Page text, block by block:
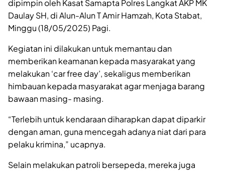
dipimpin oleh Kasat Samapta Polres Langkat AKP MK
Daulay SH, di Alun-Alun T Amir Hamzah, Kota Stabat,
Minggu (18/05/2025) Pagi.
Kegiatan ini dilakukan untuk memantau dan
memberikan keamanan kepada masyarakat yang
melakukan ‘car free day’, sekaligus memberikan
himbauan kepada masyarakat agar menjaga barang
bawaan masing- masing.
“Terlebih untuk kendaraan diharapkan dapat diparkir
dengan aman, guna mencegah adanya niat dari para
pelaku krimina,” ucapnya.
Selain melakukan patroli bersepeda, mereka juga